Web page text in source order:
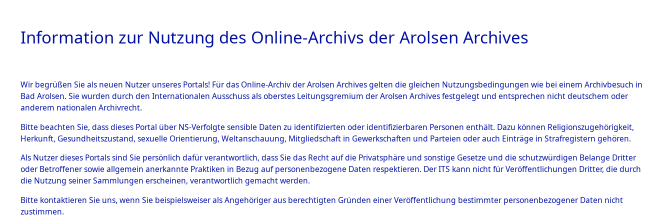
HOME BESTANDSBESCHREIBUNG ARCHIVALE ÜBERSICHT BILD
BESTÄNDE
Inhaftierungsdoku
mente
5. Verschiedenes
Todesmärsche
5.3.1 Alliierte
Anfragen an den ITS und Nachforschungen bezüglich
Todesmärschen→0002 (84625866)→0048 (84625914)
0048 (84625914)
Information zur Nutzung des Online-Archivs der Arolsen Archives
Wir begrüßen Sie als neuen Nutzer unseres Portals! Für das Online-Archiv der Arolsen Archives gelten die gleichen Nutzungsbedingungen wie bei einem Archivbesuch in
Bad Arolsen. Sie wurden durch den Internationalen Ausschuss als oberstes Leitungsgremium der Arolsen Archives festgelegt und entsprechen nicht deutschem oder
anderem nationalen Archivrecht.
Bitte beachten Sie, dass dieses Portal über NS-Verfolgte sensible Daten zu identifizierten oder identifizierbaren Personen enthält. Dazu können Religionszugehörigkeit,
Herkunft, Gesundheitszustand, sexuelle Orientierung, Weltanschauung, Mitgliedschaft in Gewerkschaften und Parteien oder auch Einträge in Strafregistern gehören.
Als Nutzer dieses Portals sind Sie persönlich dafür verantwortlich, dass Sie das Recht auf die Privatsphäre und sonstige Gesetze und die schutzwürdigen Belange Dritter
oder Betroffener sowie allgemein anerkannte Praktiken in Bezug auf personenbezogene Daten respektieren. Der ITS kann nicht für Veröffentlichungen Dritter, die durch
die Nutzung seiner Sammlungen erscheinen, verantwortlich gemacht werden.
Bitte kontaktieren Sie uns, wenn Sie beispielsweiser als Angehöriger aus berechtigten Gründen einer Veröffentlichung bestimmter personenbezogener Daten nicht
zustimmen.